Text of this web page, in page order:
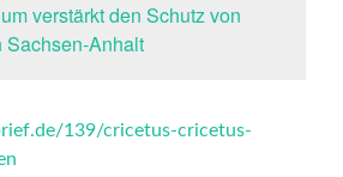
verstärkt den Schutz von
Sachsen-Anhalt
139/cricetus-cricetus-